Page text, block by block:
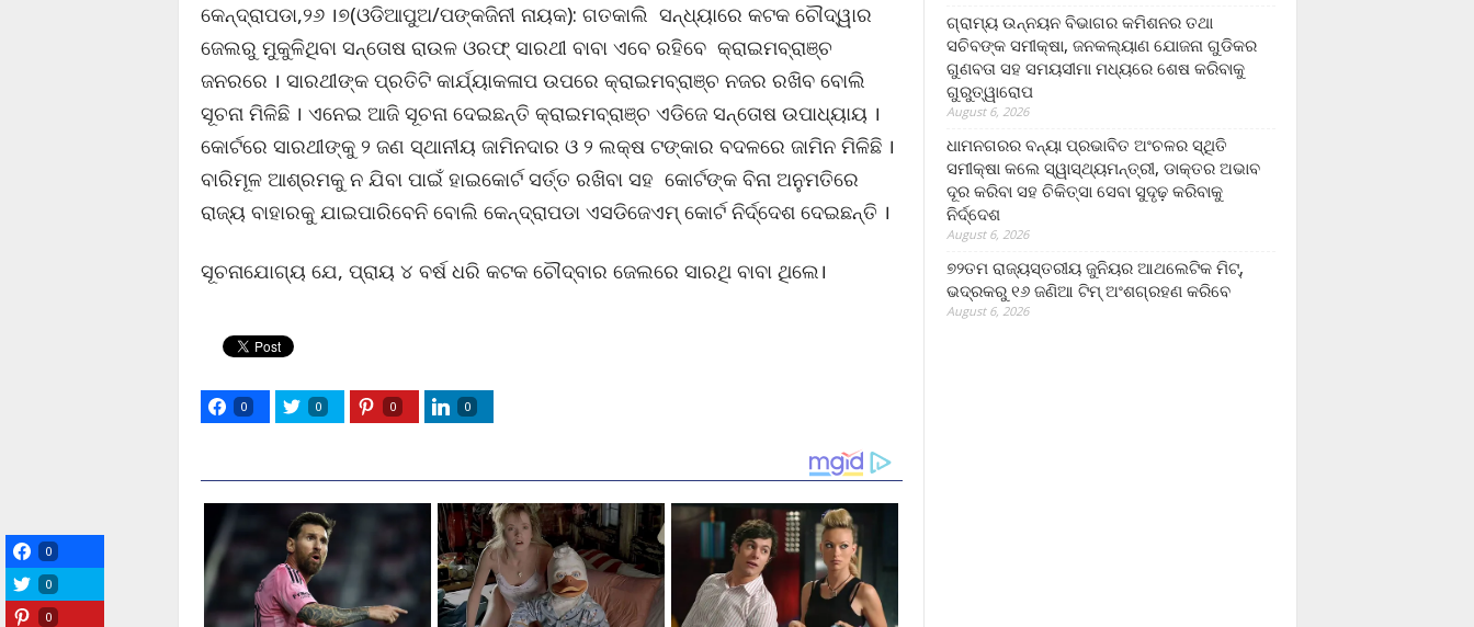
କେନ୍ଦ୍ରାପଡା,୨୬ ।୭(ଓଡିଆପୁଅ/ପଙ୍କଜିନୀ ନାୟକ): ଗତକାଲି ସନ୍ଧ୍ୟାରେ କଟକ ଚୌଦ୍ୱାର
ଜେଲରୁ ମୁକୁଳିଥିବା ସନ୍ତୋଷ ରାଉଳ ଓରଫ୍ ସାରଥୀ ବାବା ଏବେ ରହିବେ କ୍ରାଇମବ୍ରାଞ୍ଚ
ଜନରରେ । ସାରଥୀଙ୍କ ପ୍ରତିଟି କାର୍ଯ୍ୟାକଳାପ ଉପରେ କ୍ରାଇମବ୍ରାଞ୍ଚ ନଜର ରଖିବ ବୋଲି
ସୂଚନା ମିଳିଛି । ଏନେଇ ଆଜି ସୂଚନା ଦେଇଛନ୍ତି କ୍ରାଇମବ୍ରାଞ୍ଚ ଏଡିଜେ ସନ୍ତୋଷ ଉପାଧ୍ୟାୟ ।
କୋର୍ଟରେ ସାରଥୀଙ୍କୁ ୨ ଜଣ ସ୍ଥାନୀୟ ଜାମିନଦାର ଓ ୨ ଲକ୍ଷ ଟଙ୍କାର ବଦଳରେ ଜାମିନ ମିଳିଛି ।
ବାରିମୂଳ ଆଶ୍ରମକୁ ନ ଯିବା ପାଇଁ ହାଇକୋର୍ଟ ସର୍ତ୍ତ ରଖିବା ସହ କୋର୍ଟଙ୍କ ବିନା ଅନୁମତିରେ
ରାଜ୍ୟ ବାହାରକୁ ଯାଇପାରିବେନି ବୋଲି କେନ୍ଦ୍ରାପଡା ଏସଡିଜେଏମ୍ କୋର୍ଟ ନିର୍ଦ୍ଦେଶ ଦେଇଛନ୍ତି ।
ସୂଚନାଯୋଗ୍ୟ ଯେ, ପ୍ରାୟ ୪ ବର୍ଷ ଧରି କଟକ ଚୌଦ୍ବାର ଜେଲରେ ସାରଥି ବାବା ଥିଲେ।
0 0 0 0
ଗ୍ରାମ୍ୟ ଉନ୍ନୟନ ବିଭାଗର କମିଶନର ତଥା
ସଚିବଙ୍କ ସମୀକ୍ଷା, ଜନକଲ୍ୟାଣ ଯୋଜନା ଗୁଡିକର
ଗୁଣବତା ସହ ସମୟସୀମା ମଧ୍ୟରେ ଶେଷ କରିବାକୁ
ଗୁରୁତ୍ୱାରୋପ
August 6, 2026
ଧାମନଗରର ବନ୍ୟା ପ୍ରଭାବିତ ଅଂଚଳର ସ୍ଥିତି
ସମୀକ୍ଷା କଲେ ସ୍ୱାସ୍ଥ୍ୟମନ୍ତ୍ରୀ, ଡାକ୍ତର ଅଭାବ
ଦୂର କରିବା ସହ ଚିକିତ୍ସା ସେବା ସୁଦୃଢ଼ କରିବାକୁ
ନିର୍ଦ୍ଦେଶ
August 6, 2026
୭୨ତମ ରାଜ୍ୟସ୍ତରୀୟ ଜୁନିୟର ଆଥଲେଟିକ ମିଟ୍‌,
ଭଦ୍ରକରୁ ୧୬ ଜଣିଆ ଟିମ୍ ଅଂଶଗ୍ରହଣ କରିବେ
August 6, 2026
0
0
0